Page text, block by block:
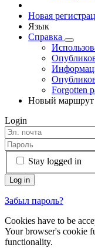
Новая
Язык
Справка
Forgotten
Новый маршрут
Login
Stay logged in
Забыл пароль?
Cookies have to be
Your browser's cookie
functionality.